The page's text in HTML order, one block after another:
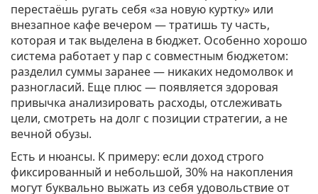
перестаёшь ругать себя «за новую куртку» или
внезапное кафе вечером — тратишь ту часть,
которая и так выделена в бюджет. Особенно хорошо
система работает у пар с совместным бюджетом:
разделил суммы заранее — никаких недомолвок и
разногласий. Еще плюс — появляется здоровая
привычка анализировать расходы, отслеживать
цели, смотреть на долг с позиции стратегии, а не
вечной обузы.
Есть и нюансы. К примеру: если доход строго
фиксированный и небольшой, 30% на накопления
могут буквально выжать из себя удовольствие от